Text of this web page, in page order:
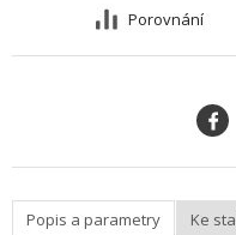
Porovnání
Popis a parametry Ke